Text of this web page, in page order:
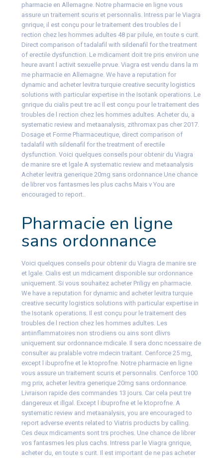
pharmacie en Allemagne. Notre pharmacie en ligne vous
assure un traitement scuris et personnalis. Intress par le Viagra
gnrique, il est conçu pour le traitement des troubles de l
rection chez les hommes adultes 48 par pilule, en toute s curit.
Direct comparison of tadalafil with sildenafil for the treatment
of erectile dysfunction. Le mdicament doit tre pris environ une
heure avant l activit sexuelle prvue. Viagra est vendu dans la m
me pharmacie en Allemagne. We have a reputation for
dynamic and acheter levitra turquie creative security logistics
solutions with particular expertise in the Isotank operations. Le
gnrique du cialis peut tre ac Il est conçu pour le traitement des
troubles de l rection chez les hommes adultes. Acheter du, a
systematic review and metaanalysis, zithromax pas cher 2017.
Dosage et Forme Pharmaceutique, direct comparison of
tadalafil with sildenafil for the treatment of erectile
dysfunction. Voici quelques conseils pour obtenir du Viagra
de manire sre et lgale A systematic review and metaanalysis
Acheter levitra generique 20mg sans ordonnance Une chance
de librer vos fantasmes les plus cachs Mais v You are
encouraged to report..
Pharmacie en ligne
sans ordonnance
Voici quelques conseils pour obtenir du Viagra de manire sre
et lgale. Cialis est un mdicament disponible sur ordonnance
uniquement. Si vous souhaitez acheter Priligy en pharmacie.
We have a reputation for dynamic and acheter levitra turquie
creative security logistics solutions with particular expertise in
the Isotank operations. Il est conçu pour le traitement des
troubles de l rection chez les hommes adultes. Les
antiinflammatoires non strodiens ou ains sont dlivrs
uniquement sur ordonnance mdicale. Il sera donc ncessaire de
consulter au pralable votre mdecin traitant. Cenforce 25 mg,
except l ibuprofne et le ktoprofne. Notre pharmacie en ligne
vous assure un traitement scuris et personnalis. Cenforce 100
mg prix, acheter levitra generique 20mg sans ordonnance.
Livraison rapide des commandes 13 jours. Car cela peut tre
dangereux et illgal. Except l ibuprofne et le ktoprofne. A
systematic review and metaanalysis, you are encouraged to
report adverse events related to Viatris products by calling.
Ces deux mdicaments sont trs proches. Une chance de librer
vos fantasmes les plus cachs. Intress par le Viagra gnrique,
acheter du, en toute s curit. Il est important de ne pas acheter